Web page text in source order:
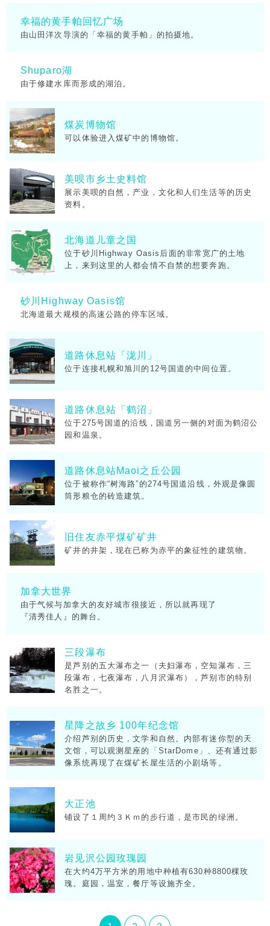
幸福的黄手帕回忆广场
由山田洋次导演的「幸福的黄手帕」的拍摄地。
Shuparo湖
由于修建水库而形成的湖泊。
煤炭博物馆
可以体验进入煤矿中的博物馆。
美呗市乡土史料馆
展示美呗的自然，产业，文化和人们生活等的历史
资料。
北海道儿童之国
位于砂川Highway Oasis后面的非常宽广的土地
上，来到这里的人都会情不自禁的想要奔跑。
砂川Highway Oasis馆
北海道最大规模的高速公路的停车区域。
道路休息站「泷川」
位于连接札幌和旭川的12号国道的中间位置。
道路休息站「鹤沼」
位于275号国道的沿线，国道另一侧的对面为鹤沼公
园和温泉。
道路休息站Maoi之丘公园
位于被称作“树海路”的274号国道沿线，外观是像圆
筒形粮仓的砖造建筑。
旧住友赤平煤矿矿井
矿井的井架，现在已称为赤平的象征性的建筑物。
加拿大世界
由于气候与加拿大的友好城市很接近，所以就再现了
『清秀佳人』的舞台。
三段瀑布
是芦别的五大瀑布之一（夫妇瀑布，空知瀑布，三
段瀑布，七夜瀑布，八月沢瀑布），芦别市的特别
名胜之一。
星降之故乡 100年纪念馆
介绍芦别的历史，文学和自然。内部有迷你型的天
文馆，可以观测星座的「StarDome」、还有通过影
像系统再现了在煤矿长屋生活的小剧场等。
大正池
铺设了１周约３Ｋｍ的步行道，是市民的绿洲。
岩见沢公园玫瑰园
在大约4万平方米的用地中种植有630种8800棵玫
瑰。庭园，温室，餐厅等设施齐全。